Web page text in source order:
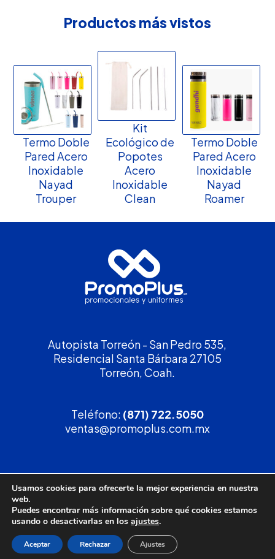
Productos más vistos
Termo Doble
Pared Acero
Inoxidable
Nayad
Trouper
Kit
Ecológico de
Popotes
Acero
Inoxidable
Clean
Termo Doble
Pared Acero
Inoxidable
Nayad
Roamer
Autopista Torreón - San Pedro 535,
Residencial Santa Bárbara 27105
Torreón, Coah.
Teléfono: (871) 722.5050
ventas@promoplus.com.mx
¡Solicita tucotización!
(800) 90 PROMO
Política de privacidad
Usamos cookies para ofrecerte la mejor experiencia en nuestra
web.
Puedes encontrar más información sobre qué cookies estamos
usando o desactivarlas en los ajustes.
Aceptar Rechazar Ajustes